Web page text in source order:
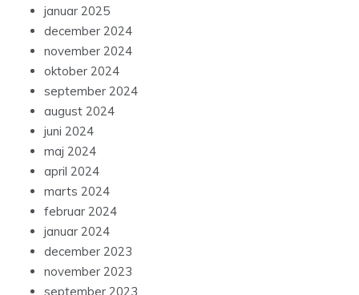
januar 2025
december 2024
november 2024
oktober 2024
september 2024
august 2024
juni 2024
maj 2024
april 2024
marts 2024
februar 2024
januar 2024
december 2023
november 2023
september 2023